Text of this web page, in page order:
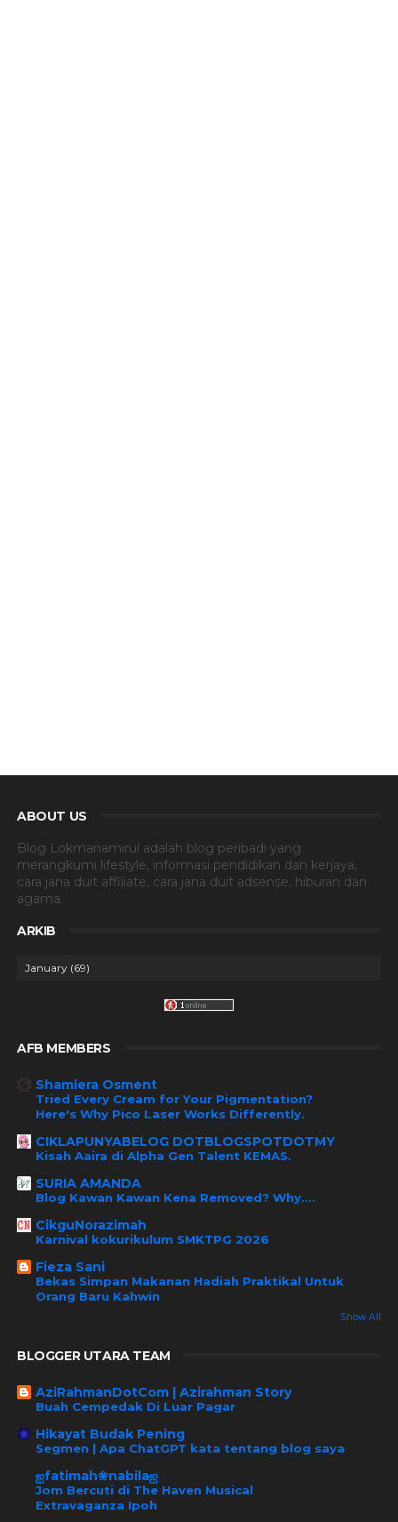
ABOUT US
Blog Lokmanamirul adalah blog peribadi yang
merangkumi lifestyle, informasi pendidikan dan kerjaya,
cara jana duit affiliate, cara jana duit adsense, hiburan dan
agama.
ARKIB
AFB MEMBERS
Shamiera Osment
Tried Every Cream for Your Pigmentation?
Here's Why Pico Laser Works Differently.
CIKLAPUNYABELOG DOTBLOGSPOTDOTMY
Kisah Aaira di Alpha Gen Talent KEMAS.
SURIA AMANDA
Blog Kawan Kawan Kena Removed? Why....
CikguNorazimah
Karnival kokurikulum SMKTPG 2026
Fieza Sani
Bekas Simpan Makanan Hadiah Praktikal Untuk
Orang Baru Kahwin
Show All
BLOGGER UTARA TEAM
AziRahmanDotCom | Azirahman Story
Buah Cempedak Di Luar Pagar
Hikayat Budak Pening
Segmen | Apa ChatGPT kata tentang blog saya
ஐfatimah❀nabilaஐ
Jom Bercuti di The Haven Musical
Extravaganza Ipoh